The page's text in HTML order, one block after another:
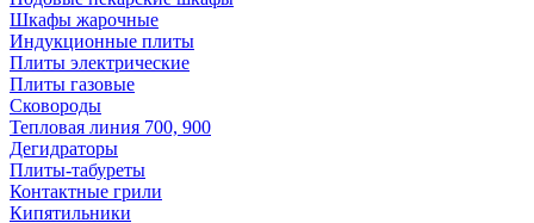
Шкафы жарочные
Индукционные плиты
Плиты электрические
Плиты газовые
Сковороды
Тепловая линия 700, 900
Дегидраторы
Плиты-табуреты
Контактные грили
Кипятильники